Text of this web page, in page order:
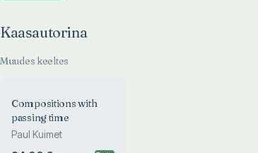
Kaasautorina
Muudes keeltes
Compositions with
passing time
Paul Kuimet